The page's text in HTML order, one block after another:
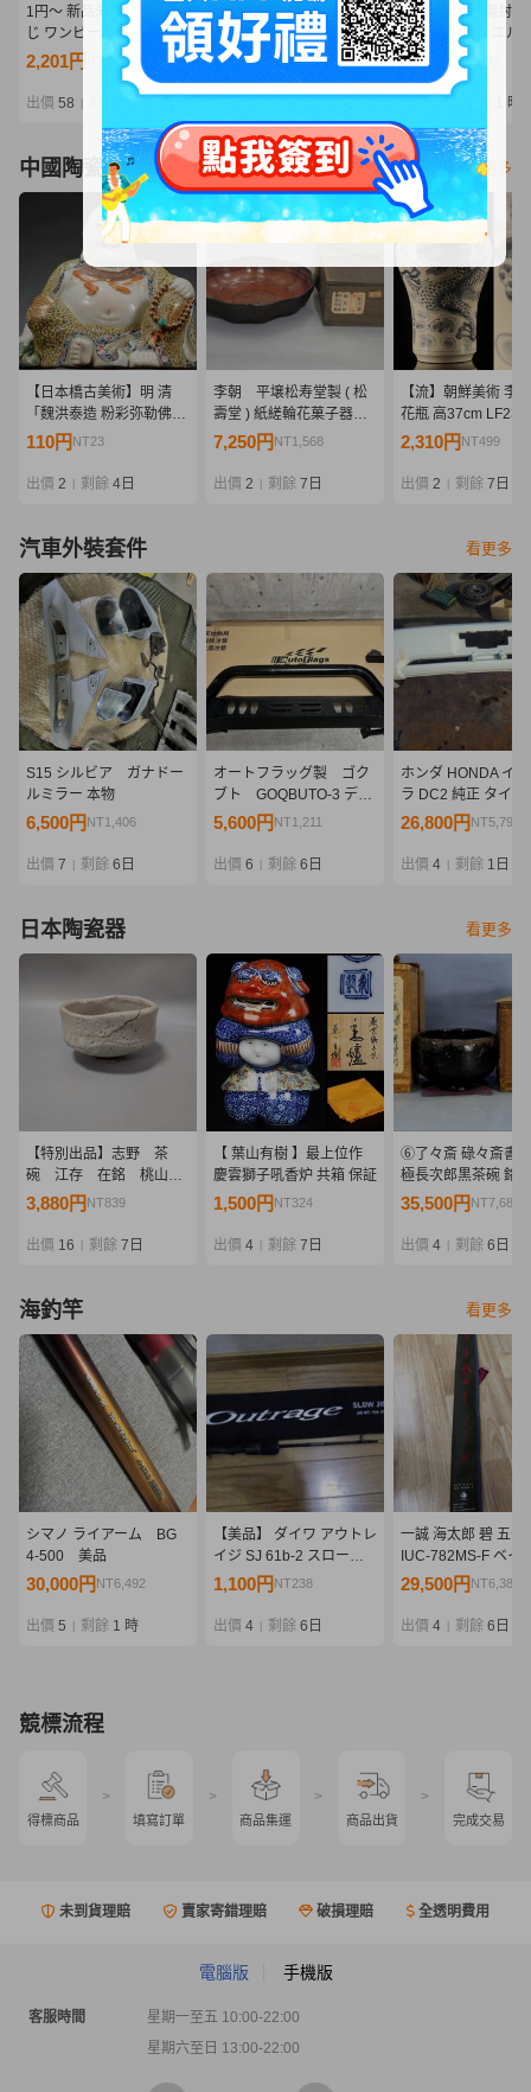
1円〜 新品未開封 一番く
じ ワンピース エルバフ編
GIANT BASH!! Vol.2 B賞
サンジ MASTERLISE
EXPIECE フィギュア
2,201円 NT476
出價 58 1 時
1円〜 新品未開封 一番く
じ ワンピース エルバフ編
GIANT BASH!! Vol.2 B賞
サンジ MASTERLISE
EXPIECE フィギュア
②
2,400円NT519
1円〜 新品未開封
じ ワンピース エル
GIANT BASH!!
スコッパー・ギャ
MASTERLISE
3,430円NT742
1 時
中國陶瓷器 看更多
【日本橋古美術】明 清
「魏洪泰造 粉彩弥勒佛坐
像 佛像 」重量2888g 粉
れ 花器
110円 NT23
出價 2 剩餘 4日
李朝 平壌松寿堂製 ( 松
壽堂 ) 紙縒輪花菓子器
楽浪文様彩漆器 楽浪漆
7,250円 NT1,568
出價 2 剩餘 7日
【流】朝鮮美術 李
花瓶 高37cm LF238
2,310円 NT499
出價 2 剩餘 7日
汽車外裝套件 看更多
S15 シルビア ガナドー
ルミラー 本物
6,500円 NT1,406
出價 7 剩餘 6日
オートフラッグ製 ゴク
ブト GOQBUTO-3 デリ
カD:5 中期型 CV1W 中
ンガルーバンパー
5,600円 NT1,211
出價 6 剩餘 6日
ホンダ HONDA イ
ラ DC2 純正 タイプ
ア バンパー 中古 希
26,800円 NT5,799
出價 4 剩餘 1日
日本陶瓷器 看更多
【特別出品】志野 茶
碗 江存 在銘 桃山時
代
3,880円 NT839
出價 16 剩餘 7日
【 葉山有樹 】最上位作
慶雲獅子吼香炉 共箱 保証
1,500円 NT324
出價 4 剩餘 7日
⑥了々斎 碌々斎書
極長次郎黒茶碗 銘
坊(二重箱)
35,500円 NT7,682
出價 4 剩餘 6日
海釣竿 看更多
シマノ ライアーム BG
4-500 美品
30,000円 NT6,492
出價 5 剩餘 1 時
【美品】 ダイワ アウトレ
イジ SJ 61b-2 スロージ
ギング ジギングロッド
1,100円 NT238
出價 4 剩餘 6日
一誠 海太郎 碧 五十
IUC-782MS-F ベイ
ル issei
29,500円 NT6,383
出價 4 剩餘 6日
競標流程
得標商品
>
填寫訂單
>
商品集運
>
商品出貨
>
完成交易
未到貨理賠 賣家寄錯理賠 破損理賠 全透明費用
電腦版 手機版
客服時間
星期一至五 10:00-22:00
星期六至日 13:00-22:00